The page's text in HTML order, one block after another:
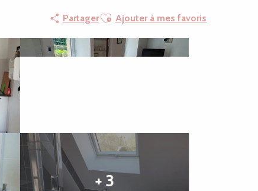
PartagerAjouter aux favoris
Ajouter à mes favoris
+ 3